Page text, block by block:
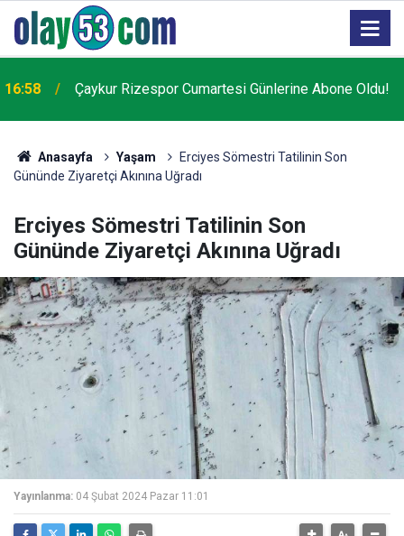
16:16 Çaykur Rize'de transferde ses var, görüntü yok!
Anasayfa Yaşam
Erciyes Sömestri Tatilinin Son
Gününde Ziyaretçi Akınına Uğradı
Erciyes Sömestri Tatilinin Son
Gününde Ziyaretçi Akınına Uğradı
Yayınlanma: 04 Şubat 2024 Pazar 11:01